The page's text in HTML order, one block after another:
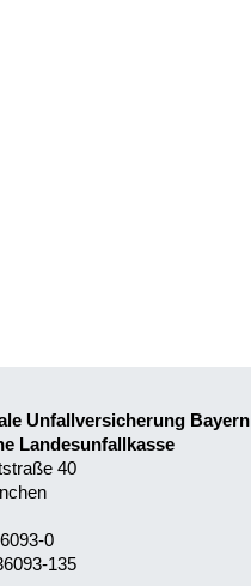
Unfallversicherung Bayern
Landesunfallkasse
40
0
135